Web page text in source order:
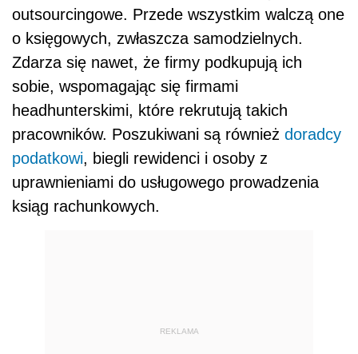
outsourcingowe. Przede wszystkim walczą one
o księgowych, zwłaszcza samodzielnych.
Zdarza się nawet, że firmy podkupują ich
sobie, wspomagając się firmami
headhunterskimi, które rekrutują takich
pracowników. Poszukiwani są również doradcy
podatkowi, biegli rewidenci i osoby z
uprawnieniami do usługowego prowadzenia
ksiąg rachunkowych.
REKLAMA